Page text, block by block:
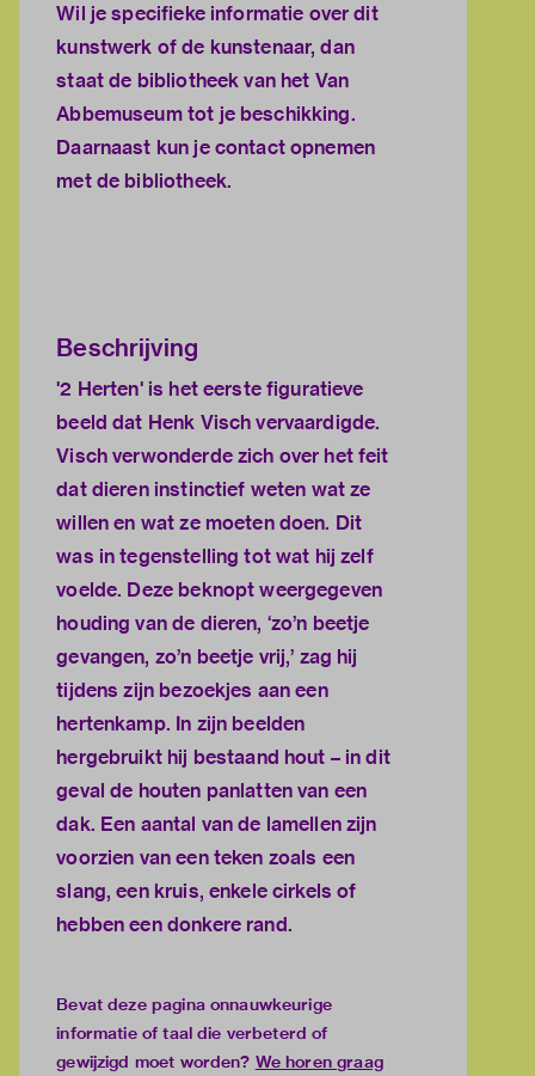
Wil je specifieke informatie over dit
kunstwerk of de kunstenaar, dan
staat de bibliotheek van het Van
Abbemuseumtot je beschikking.
Daarnaast kun jecontact opnemen
met de bibliotheek.
Beschrijving
'2 Herten' is het eerste figuratieve
beeld dat Henk Visch vervaardigde.
Visch verwonderde zich over het feit
dat dieren instinctief weten wat ze
willen en wat ze moeten doen. Dit
was in tegenstelling tot wat hij zelf
voelde. Deze beknopt weergegeven
houding van de dieren, ‘zo’n beetje
gevangen, zo’n beetje vrij,’ zag hij
tijdens zijn bezoekjes aan een
hertenkamp. In zijn beelden
hergebruikt hij bestaand hout – in dit
geval de houten panlatten van een
dak. Een aantal van de lamellen zijn
voorzien van een teken zoals een
slang, een kruis, enkele cirkels of
hebben een donkere rand.
Bevat deze pagina onnauwkeurige
informatie of taal die verbeterd of
gewijzigd moet worden? We horen graag